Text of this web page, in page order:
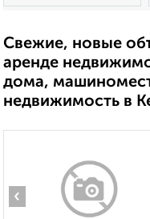
Свежие, новые
аренде
дома,
недвижимость в
‹